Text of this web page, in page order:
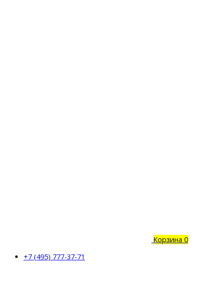
Корзина 0
+7 (495) 777-37-71